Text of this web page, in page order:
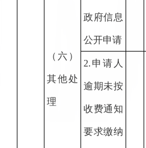
（六）
其他处
理
政府信息
公开申请
2. 申请人
逾期未按
收费通知
要求缴纳